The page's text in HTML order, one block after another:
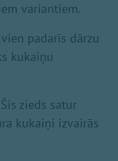
variantiem.
padarīs dārzu
kukaiņu
zieds satur
kukaiņi izvairās